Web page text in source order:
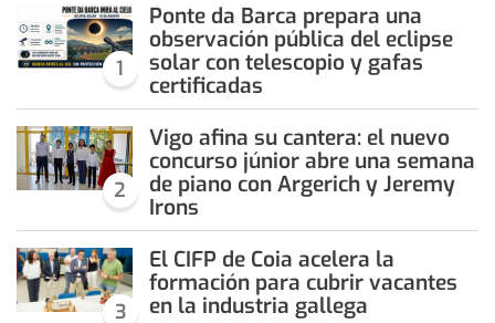
1
Ponte da Barca prepara una
observación pública del eclipse
solar con telescopio y gafas
certificadas
2
Vigo afina su cantera: el nuevo
concurso júnior abre una semana
de piano con Argerich y Jeremy
Irons
3
El CIFP de Coia acelera la
formación para cubrir vacantes
en la industria gallega